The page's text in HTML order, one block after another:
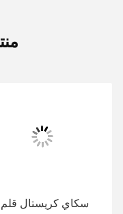
سكاي كريستال